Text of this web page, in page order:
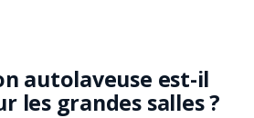
autolaveuse est-il
les grandes salles ?